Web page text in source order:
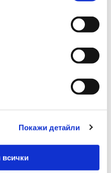
Покажи детайли
всички